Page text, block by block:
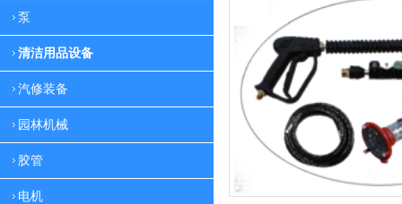
泵
清洁用品设备
汽修装备
园林机械
胶管
电机